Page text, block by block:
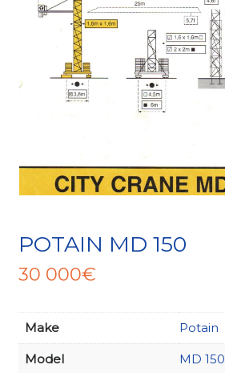
POTAIN MD 150
30 000€
Make Potain
Model MD 150